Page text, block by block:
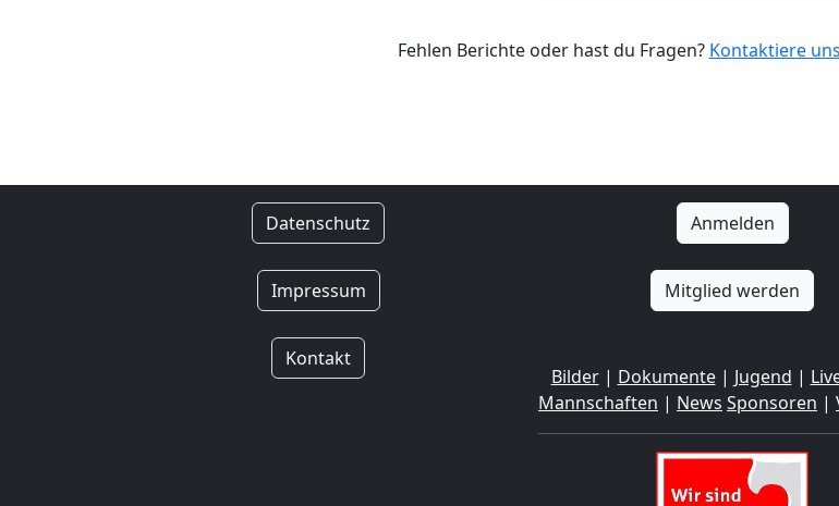
Fehlen Berichte oder hast du Fragen? Kontaktiere
Datenschutz
Impressum
Kontakt
Anmelden
Mitglied werden
Bilder| Dokumente| Jugend |
Mannschaften | News Sponsoren |